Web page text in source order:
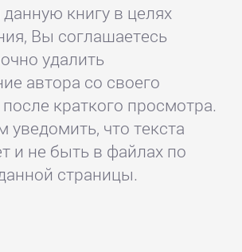
книгу в целях
Вы соглашаетесь
удалить
автора со своего
краткого просмотра.
уведомить, что текста
и не быть в файлах по
страницы.